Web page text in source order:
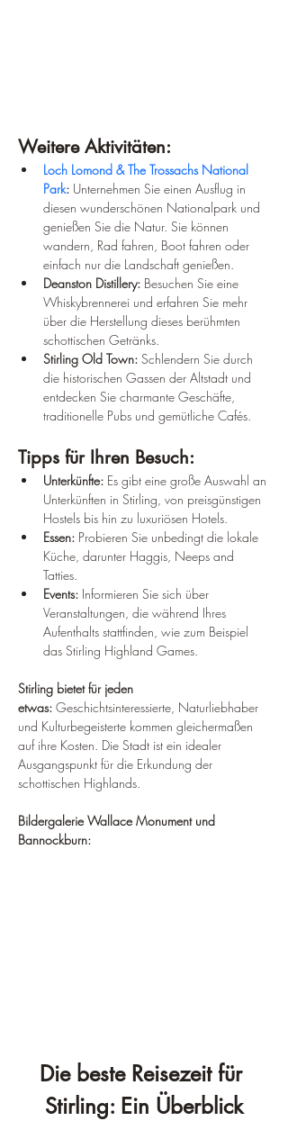
Weitere Aktivitäten:
Loch Lomond & The Trossachs National
Park: Unternehmen Sie einen Ausflug in
diesen wunderschönen Nationalpark und
genießen Sie die Natur. Sie können
wandern, Rad fahren, Boot fahren oder
einfach nur die Landschaft genießen.
Deanston Distillery: Besuchen Sie eine
Whiskybrennerei und erfahren Sie mehr
über die Herstellung dieses berühmten
schottischen Getränks.
Stirling Old Town: Schlendern Sie durch
die historischen Gassen der Altstadt und
entdecken Sie charmante Geschäfte,
traditionelle Pubs und gemütliche Cafés.
Tipps für Ihren Besuch:
Unterkünfte: Es gibt eine große Auswahl an
Unterkünften in Stirling, von preisgünstigen
Hostels bis hin zu luxuriösen Hotels.
Essen: Probieren Sie unbedingt die lokale
Küche, darunter Haggis, Neeps and
Tatties.
Events: Informieren Sie sich über
Veranstaltungen, die während Ihres
Aufenthalts stattfinden, wie zum Beispiel
das Stirling Highland Games.
Stirling bietet für jeden
etwas: Geschichtsinteressierte, Naturliebhaber
und Kulturbegeisterte kommen gleichermaßen
auf ihre Kosten. Die Stadt ist ein idealer
Ausgangspunkt für die Erkundung der
schottischen Highlands.
Bildergalerie Wallace Monument und
Bannockburn:
Die beste Reisezeit für
Stirling: Ein Überblick